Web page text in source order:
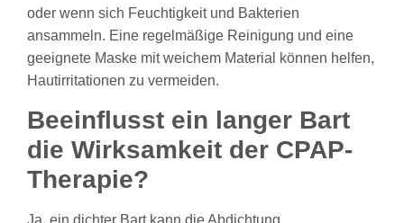
oder wenn sich Feuchtigkeit und Bakterien
ansammeln. Eine regelmäßige Reinigung und eine
geeignete Maske mit weichem Material können helfen,
Hautirritationen zu vermeiden.
Beeinflusst ein langer Bart
die Wirksamkeit der CPAP-
Therapie?
Ja, ein dichter Bart kann die Abdichtung